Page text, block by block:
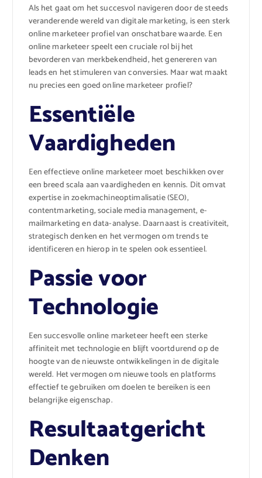
Als het gaat om het succesvol navigeren door de steeds
veranderende wereld van digitale marketing, is een sterk
online marketeer profiel van onschatbare waarde. Een
online marketeer speelt een cruciale rol bij het
bevorderen van merkbekendheid, het genereren van
leads en het stimuleren van conversies. Maar wat maakt
nu precies een goed online marketeer profiel?
Essentiële
Vaardigheden
Een effectieve online marketeer moet beschikken over
een breed scala aan vaardigheden en kennis. Dit omvat
expertise in zoekmachineoptimalisatie (SEO),
contentmarketing, sociale media management, e-
mailmarketing en data-analyse. Daarnaast is creativiteit,
strategisch denken en het vermogen om trends te
identificeren en hierop in te spelen ook essentieel.
Passie voor
Technologie
Een succesvolle online marketeer heeft een sterke
affiniteit met technologie en blijft voortdurend op de
hoogte van de nieuwste ontwikkelingen in de digitale
wereld. Het vermogen om nieuwe tools en platforms
effectief te gebruiken om doelen te bereiken is een
belangrijke eigenschap.
Resultaatgericht
Denken